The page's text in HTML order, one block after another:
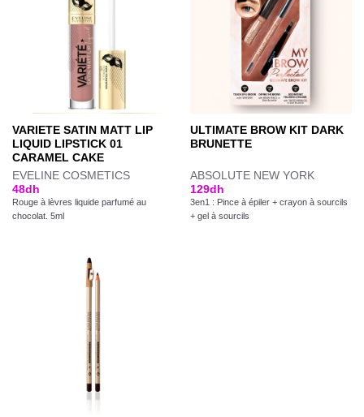
VARIETE SATIN MATT LIP
LIQUID LIPSTICK 01
CARAMEL CAKE
EVELINE COSMETICS
48dh
Rouge à lèvres liquide parfumé au
chocolat. 5ml
ULTIMATE BROW KIT DARK
BRUNETTE
ABSOLUTE NEW YORK
129dh
3en1 : Pince à épiler + crayon à sourcils
+ gel à sourcils